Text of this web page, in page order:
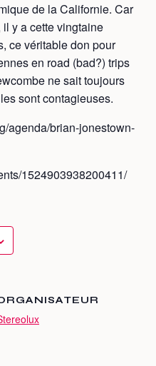
de la Californie. Car
y a cette vingtaine
ce véritable don pour
en road (bad?) trips
ne sait toujours
sont contagieuses.
agenda/brian-jonestown-
1524903938200411/